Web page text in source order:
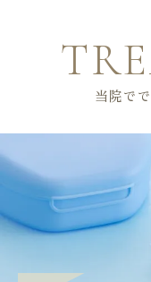
当院で